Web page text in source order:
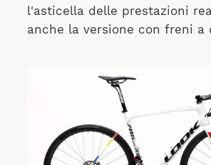
l'asticella delle prestazioni
anche la versione con freni a